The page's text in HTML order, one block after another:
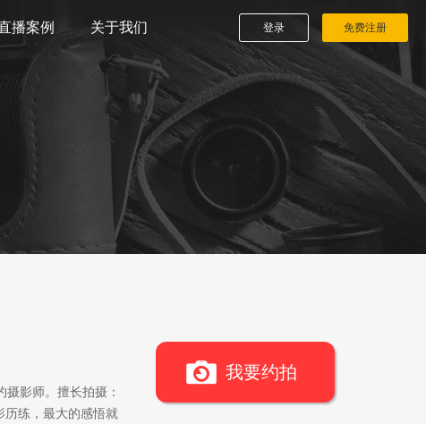
播案例 关于我们 登录 免费注册
影师。擅长拍摄：
历练，最大的感悟就
我要约拍